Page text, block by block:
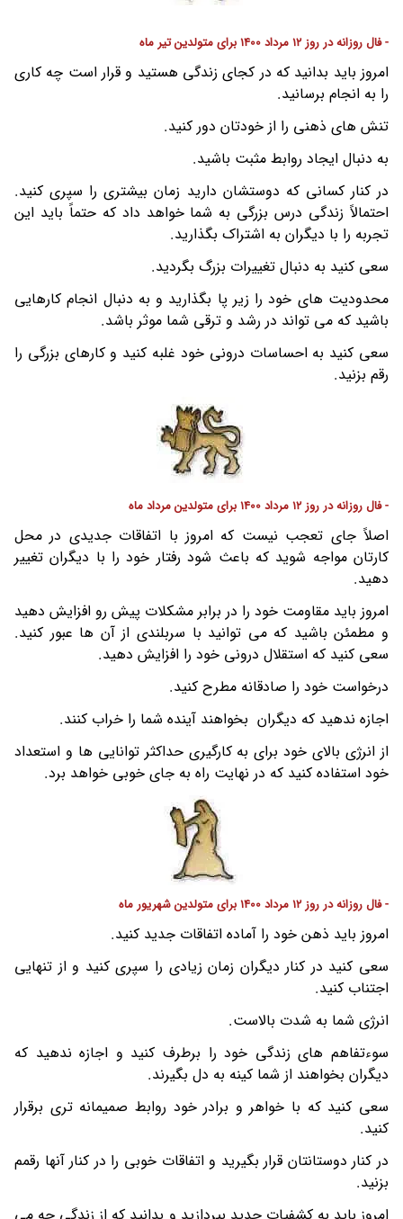
- فال روزانه در روز 12 مرداد 1400 برای متولدین تیر ماه
امروز باید بدانید که در کجای زندگی هستید و قرار است چه کاری
را به انجام برسانید.
تنش های ذهنی را از خودتان دور کنید.
به دنبال ایجاد روابط مثبت باشید.
در کنار کسانی که دوستشان دارید زمان بیشتری را سپری کنید.
احتمالاً زندگی درس بزرگی به شما خواهد داد که حتماً باید این
تجربه را با دیگران به اشتراک بگذارید.
سعی کنید به دنبال تغییرات بزرگ بگردید.
محدودیت های خود را زیر پا بگذارید و به دنبال انجام کارهایی
باشید که می تواند در رشد و ترقی شما موثر باشد.
سعی کنید به احساسات درونی خود غلبه کنید و کارهای بزرگی را
رقم بزنید.
- فال روزانه در روز 12 مرداد 1400 برای متولدین مرداد ماه
اصلاً جای تعجب نیست که امروز با اتفاقات جدیدی در محل
کارتان مواجه شوید که باعث شود رفتار خود را با دیگران تغییر
دهید.
امروز باید مقاومت خود را در برابر مشکلات پیش رو افزایش دهید
و مطمئن باشید که می توانید با سربلندی از آن ها عبور کنید.
سعی کنید که استقلال درونی خود را افزایش دهید.
درخواست خود را صادقانه مطرح کنید.
اجازه ندهید که دیگران بخواهند آینده شما را خراب کنند.
از انرژی بالای خود برای به کارگیری حداکثر توانایی ها و استعداد
خود استفاده کنید که در نهایت راه به جای خوبی خواهد برد.
- فال روزانه در روز 12 مرداد 1400 برای متولدین شهریور ماه
امروز باید ذهن خود را آماده اتفاقات جدید کنید.
سعی کنید در کنار دیگران زمان زیادی را سپری کنید و از تنهایی
اجتناب کنید.
انرژی شما به شدت بالاست.
سوءتفاهم های زندگی خود را برطرف کنید و اجازه ندهید که
دیگران بخواهند از شما کینه به دل بگیرند.
سعی کنید که با خواهر و برادر خود روابط صمیمانه تری برقرار
کنید.
در کنار دوستانتان قرار بگیرید و اتفاقات خوبی را در کنار آنها رقمم
بزنید.